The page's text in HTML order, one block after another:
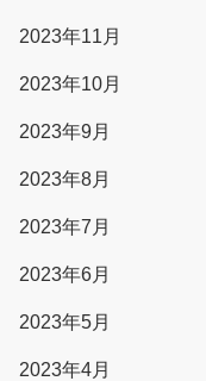
2023年11月
2023年10月
2023年9月
2023年8月
2023年7月
2023年6月
2023年5月
2023年4月